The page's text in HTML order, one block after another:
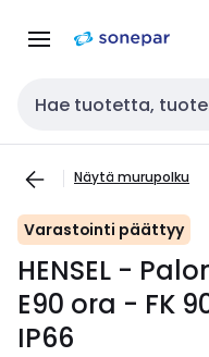
navigointiinsisältöön
Haku
Näytä murupolku
Varastointi päättyy
HENSEL -
E90 ora - FK
IP66